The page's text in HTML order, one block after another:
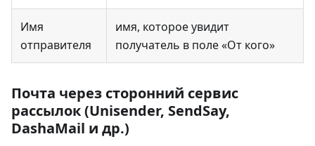
Имя
отправителя
имя, которое увидит
получатель в поле «От кого»
Почта через сторонний сервис
рассылок (Unisender, SendSay,
DashaMail и др.)